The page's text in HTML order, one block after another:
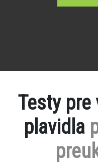
Testy
plavidla